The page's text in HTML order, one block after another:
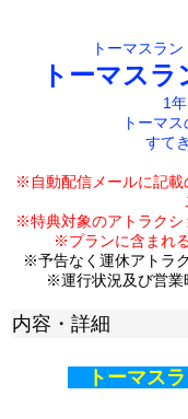
トーマスラ
トーマス
1
トーマ
すて
※自動配信メールに記載
※特典対象のアトラクシ
※プランに含まれ
※予告なく運休アトラ
※運行状況及び営業
内容・詳細
トーマス